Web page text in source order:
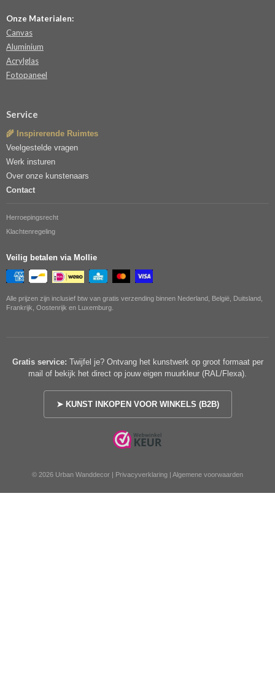
Onze Materialen:
Canvas
Aluminium
Acrylglas
Fotopaneel
Service
🌾 Inspirerende Ruimtes
Veelgestelde vragen
Werk insturen
Over onze kunstenaars
Contact
Herroepingsrecht
Klachtenregeling
Veilig betalen via Mollie
Alle prijzen zijn inclusief btw van gratis verzending binnen Nederland, België, Duitsland,
Frankrijk, Oostenrijk en Luxemburg.
Gratis service: Twijfel je? Ontvang het kunstwerk op groot formaat per
mail of bekijk het direct op jouw eigen muurkleur (RAL/Flexa).
➤ KUNST INKOPEN VOOR WINKELS (B2B)
© 2026 Urban Wanddecor | Privacyverklaring | Algemene voorwaarden